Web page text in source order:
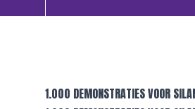
1.000 DEMONSTRATIES VOOR